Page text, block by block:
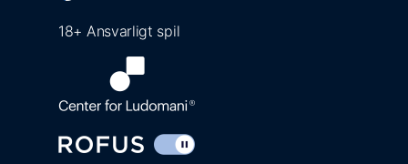
18+ Ansvarligt spil